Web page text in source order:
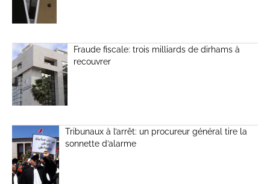
Fraude fiscale: trois milliards de dirhams à
recouvrer
Tribunaux à l’arrêt: un procureur général tire la
sonnette d’alarme